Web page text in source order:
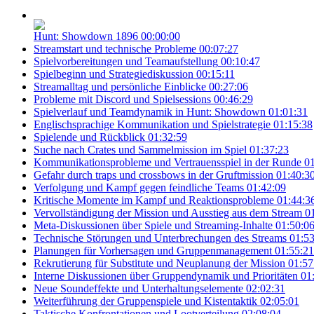
Hunt: Showdown 1896 00:00:00
Streamstart und technische Probleme 00:07:27
Spielvorbereitungen und Teamaufstellung 00:10:47
Spielbeginn und Strategiediskussion 00:15:11
Streamalltag und persönliche Einblicke 00:27:06
Probleme mit Discord und Spielsessions 00:46:29
Spielverlauf und Teamdynamik in Hunt: Showdown 01:01:31
Englischsprachige Kommunikation und Spielstrategie 01:15:38
Spielende und Rückblick 01:32:59
Suche nach Crates und Sammelmission im Spiel 01:37:23
Kommunikationsprobleme und Vertrauensspiel in der Runde
Gefahr durch traps und crossbows in der Gruftmission
Verfolgung und Kampf gegen feindliche Teams 01:42:09
Kritische Momente im Kampf und Reaktionsprobleme
Vervollständigung der Mission und Ausstieg aus dem Stream
Meta-Diskussionen über Spiele und Streaming-Inhalte 01:50:06
Technische Störungen und Unterbrechungen des Streams
Planungen für Vorhersagen und Gruppenmanagement 01:55:21
Rekrutierung für Substitute und Neuplanung der Mission
Interne Diskussionen über Gruppendynamik und Prioritäten
Neue Soundeffekte und Unterhaltungselemente 02:02:31
Weiterführung der Gruppenspiele und Kistentaktik 02:05:01